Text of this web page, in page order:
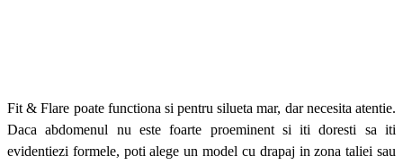
Fit & Flare poate functiona si pentru silueta mar, dar necesita atentie.
Daca abdomenul nu este foarte proeminent si iti doresti sa iti
evidentiezi formele, poti alege un model cu drapaj in zona taliei sau